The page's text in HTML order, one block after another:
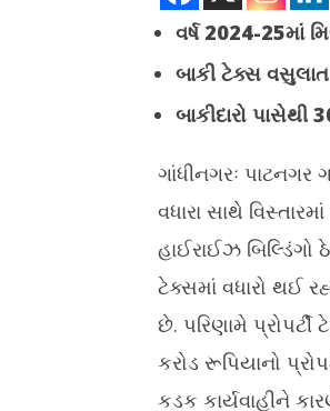
વધી, પ્રોપર્ટી ટેક્સમાં 10
23,
2025
વર્ષ 2024-25માં
બાકી ટેક્સ
બાકીદારો પાસેથી
ગાંધીનગરઃ પાટનગર
વધારા સાથે
હાઈરાઈઝ બિલ્ડિંગો
ટેક્સમાં વધારો થઈ
છે. પરિણામે
કરોડ રૂપિયાનો
કડક કાર્યવાહીને